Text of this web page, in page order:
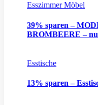
Esszimmer Möbel
39% sparen –
BROMBEERE –
Esstische
13% sparen –